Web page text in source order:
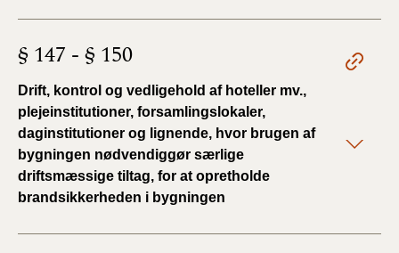
§ 147 - § 150
Drift, kontrol og vedligehold af hoteller mv.,
plejeinstitutioner, forsamlingslokaler,
daginstitutioner og lignende, hvor brugen af
bygningen nødvendiggør særlige
driftsmæssige tiltag, for at opretholde
brandsikkerheden i bygningen